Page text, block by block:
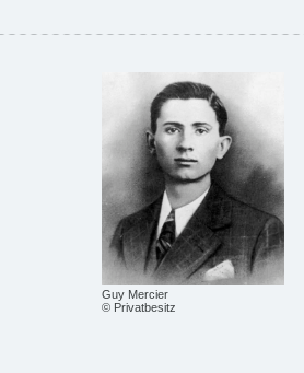
Guy Mercier
© Privatbesitz